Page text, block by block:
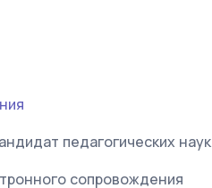
педагогических наук
сопровождения